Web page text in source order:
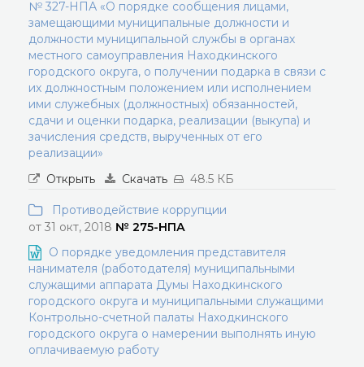
№ 327-НПА «О порядке сообщения лицами,
замещающими муниципальные должности и
должности муниципальной службы в органах
местного самоуправления Находкинского
городского округа, о получении подарка в связи с
их должностным положением или исполнением
ими служебных (должностных) обязанностей,
сдачи и оценки подарка, реализации (выкупа) и
зачисления средств, вырученных от его
реализации»
Открыть
Скачать 48.5 КБ
Противодействие коррупции
от 31 окт, 2018 № 275-НПА
О порядке уведомления представителя
нанимателя (работодателя) муниципальными
служащими аппарата Думы Находкинского
городского округа и муниципальными служащими
Контрольно-счетной палаты Находкинского
городского округа о намерении выполнять иную
оплачиваемую работу